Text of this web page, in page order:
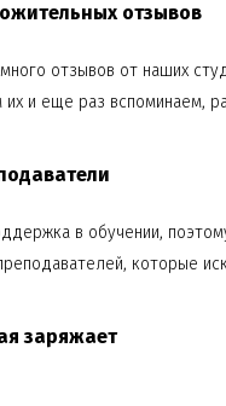
отзывов
отзывов от наших
и еще раз вспоминаем,
в обучении,
которые
заряжает